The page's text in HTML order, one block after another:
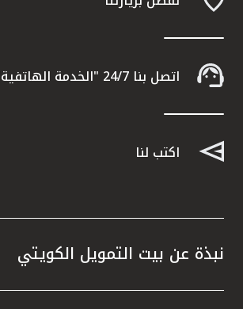
اتصل بنا 24/7 "الخدمة الهاتفية" 1803333
اكتب لنا
نبذة عن بيت التمويل الكويتي